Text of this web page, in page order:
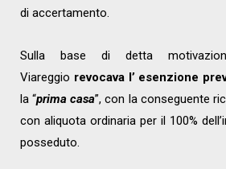
di accertamento.
Sulla base di detta
Viareggio revocava l’ esenzione
la “prima casa”, con la conseguente
con aliquota ordinaria per il 100%
posseduto.